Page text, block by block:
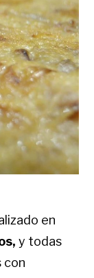
en
y todas
con